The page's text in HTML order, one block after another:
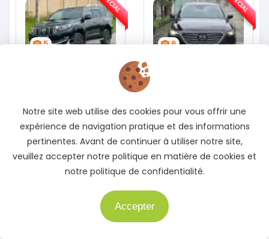
5
180000 Km
Abidjan (Cocody)
PRO
Posté il y a 3 jours
14 500 000
6
2018
100000 Km
Abidjan (Cocody)
Notre site web utilise des cookies pour vous offrir une
expérience de navigation pratique et des informations
pertinentes. Avant de continuer à utiliser notre site,
veuillez accepter notre politique en matière de cookies et
notre politique de confidentialité.
Accepter